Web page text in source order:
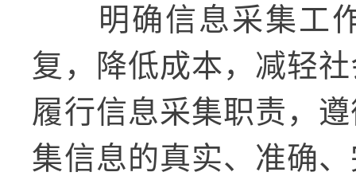
明确信息采集工
复，降低成本，减轻
履行信息采集职责，
集信息的真实、准确